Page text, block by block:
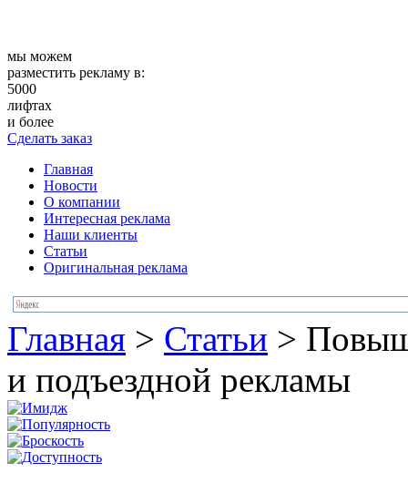
мы можем
разместить рекламу в:
5000
лифтах
и более
Сделать заказ
Главная
Новости
О компании
Интересная реклама
Наши клиенты
Статьи
Оригинальная реклама
Главная > Статьи >
и подъездной рекламы